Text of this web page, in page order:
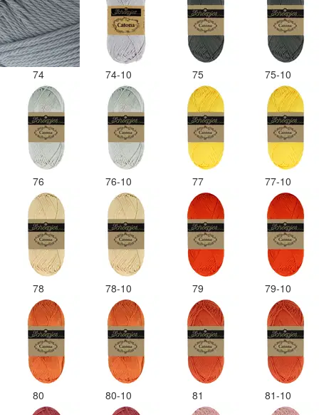
74 74-10 75 75-10
76 76-10 77 77-10
78 78-10 79 79-10
80 80-10 81 81-10